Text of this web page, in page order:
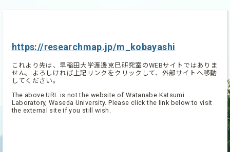
https://researchmap.jp/m_kobayashi
これより先は、早稲田大学渡邊克巳研究室のWEBサイトではありま
せん。よろしければ上記リンクをクリックして、外部サイトへ移動
してください。
The above URL is not the website of Watanabe Katsumi
Laboratory, Waseda University. Please click the link below to visit
the external site if you still wish.